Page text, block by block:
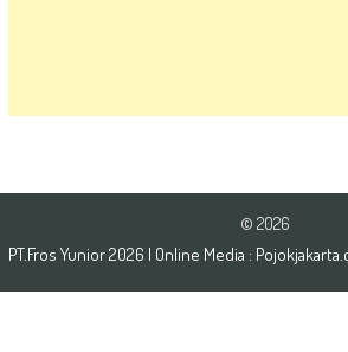
© 2026
PT.Fros Yunior2026 | Online Media :